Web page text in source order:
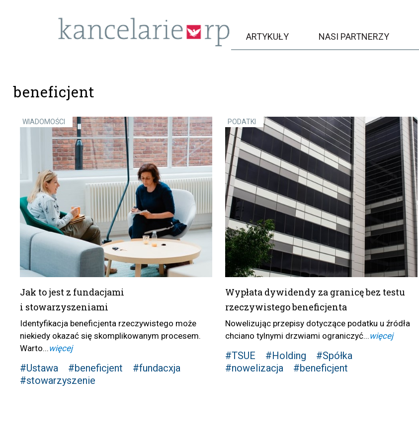
ARTYKUŁY NASI PARTNERZY
beneficjent
WIADOMOŚCI
Jak to jest z fundacjami
i stowarzyszeniami
Identyfikacja beneficjenta rzeczywistego może
niekiedy okazać się skomplikowanym procesem.
Warto...więcej
#Ustawa #beneficjent
#fundacxja
#stowarzyszenie
PODATKI
Wypłata dywidendy za granicę bez testu
rzeczywistego beneficjenta
Nowelizując przepisy dotyczące podatku u źródła
chciano tylnymi drzwiami ograniczyć...więcej
#TSUE #Holding
#Spółka
#nowelizacja
#beneficjent